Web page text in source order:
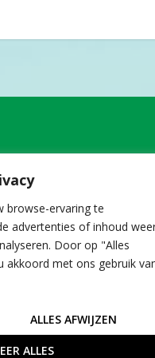
browse-ervaring te
advertenties of inhoud
Door op "Alles
akkoord met ons gebruik
ALLES AFWIJZEN
ALLES